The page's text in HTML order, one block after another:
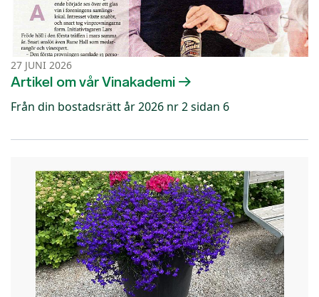
27 JUNI 2026
Artikel om vår Vinakademi
Från din bostadsrätt år 2026 nr 2 sidan 6